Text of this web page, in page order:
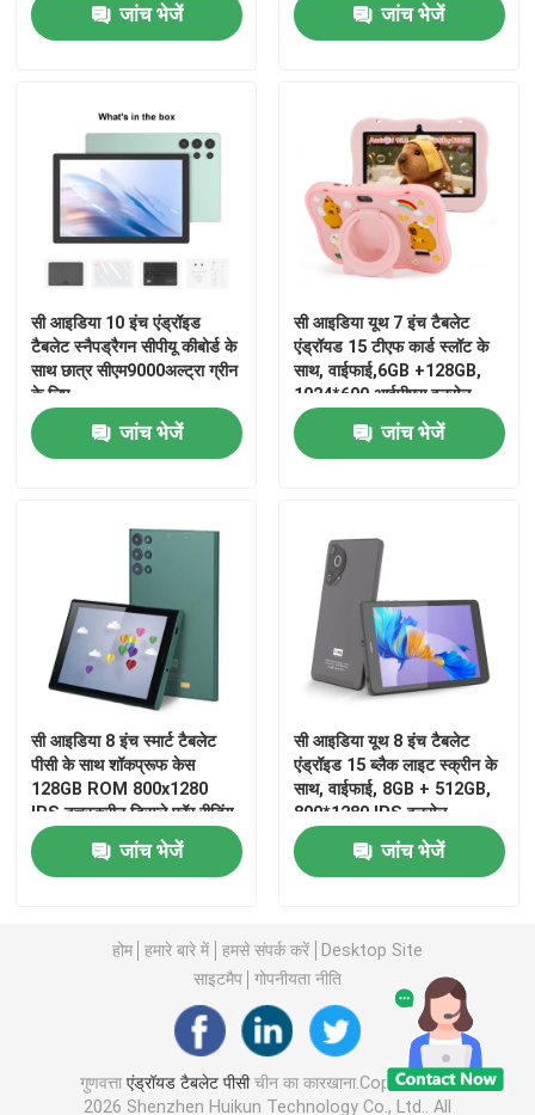
वीआर दिखाएँ
फैक्टरी यात्रा
गुणवत्ता नियंत्रण
हमसे संपर्क करें
एक बोली का अनुरोध
जांच भेजें जांच भेजें
सी आइडिया 10 इंच एंड्रॉइड
टैबलेट स्नैपड्रैगन सीपीयू कीबोर्ड के
साथ छात्र सीएम9000अल्ट्रा ग्रीन
के लिए
जांच भेजें
सी आइडिया यूथ 7 इंच टैबलेट
एंड्रॉयड 15 टीएफ कार्ड स्लॉट के
साथ, वाईफाई,6GB +128GB,
1024*600 आईपीएस इनसेल
CM66
जांच भेजें
सी आइडिया 8 इंच स्मार्ट टैबलेट
पीसी के साथ शॉकप्रूफ केस
128GB ROM 800x1280
IPS टचस्क्रीन डिस्प्ले फॉर रीडिंग
ग्रीन CM822
जांच भेजें
सी आइडिया यूथ 8 इंच टैबलेट
एंड्रॉइड 15 ब्लैक लाइट स्क्रीन के
साथ, वाईफाई, 8GB + 512GB,
800*1280 IPS इनसेल
CM828
जांच भेजें
होम हमारे बारे में हमसे संपर्क करें
Desktop Site
साइटमैप
गोपनीयता नीति
गुणवत्ताएंड्रॉयड टैबलेट पीसीचीन का कारखाना.Copyright ©
2026 Shenzhen Huikun Technology Co., Ltd.. All